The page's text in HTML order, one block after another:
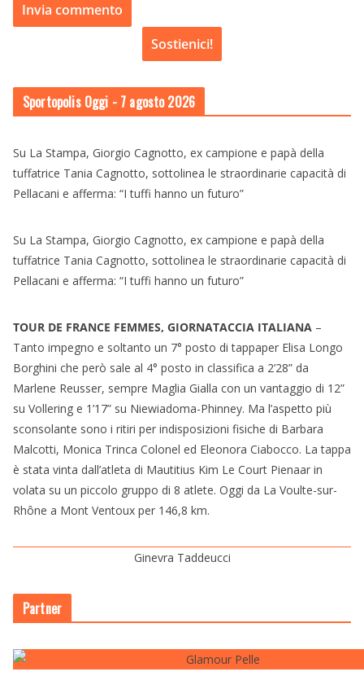
Sostienici!
Sportopolis Oggi - 7 agosto 2026
Su La Stampa, Giorgio Cagnotto, ex campione e papà della
tuffatrice Tania Cagnotto, sottolinea le straordinarie capacità di
Pellacani e afferma: “I tuffi hanno un futuro”
Su La Stampa, Giorgio Cagnotto, ex campione e papà della
tuffatrice Tania Cagnotto, sottolinea le straordinarie capacità di
Pellacani e afferma: “I tuffi hanno un futuro”
TOUR DE FRANCE FEMMES, GIORNATACCIA ITALIANA –
Tanto impegno e soltanto un 7° posto di tappaper Elisa Longo
Borghini che però sale al 4° posto in classifica a 2’28” da
Marlene Reusser, sempre Maglia Gialla con un vantaggio di 12”
su Vollering e 1’17” su Niewiadoma-Phinney. Ma l’aspetto più
sconsolante sono i ritiri per indisposizioni fisiche di Barbara
Malcotti, Monica Trinca Colonel ed Eleonora Ciabocco. La tappa
è stata vinta dall’atleta di Mautitius Kim Le Court Pienaar in
volata su un piccolo gruppo di 8 atlete. Oggi da La Voulte-sur-
Rhône a Mont Ventoux per 146,8 km.
Ginevra Taddeucci
Partner